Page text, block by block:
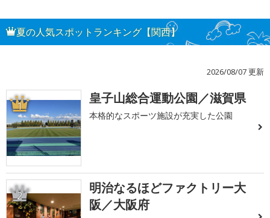
夏の人気スポットランキング【関西】
2026/08/07 更新
1 皇子山総合運動公園／滋賀県
本格的なスポーツ施設が充実した公園
2
明治なるほどファクトリー大
阪／大阪府